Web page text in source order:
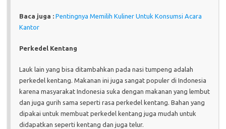
Baca juga : Pentingnya Memilih Kuliner Untuk Konsumsi Acara
Kantor
Perkedel Kentang
Lauk lain yang bisa ditambahkan pada nasi tumpeng adalah
perkedel kentang. Makanan ini juga sangat populer di Indonesia
karena masyarakat Indonesia suka dengan makanan yang lembut
dan juga gurih sama seperti rasa perkedel kentang. Bahan yang
dipakai untuk membuat perkedel kentang juga mudah untuk
didapatkan seperti kentang dan juga telur.